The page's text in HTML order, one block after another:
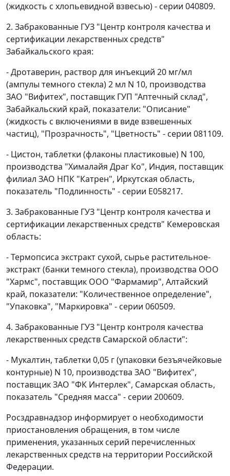
(жидкость с хлопьевидной взвесью) - серии 040809.
2. Забракованные ГУЗ "Центр контроля качества и
сертификации лекарственных средств"
Забайкальского края:
- Дротаверин, раствор для инъекций 20 мг/мл
(ампулы темного стекла) 2 мл N 10, производства
ЗАО "Вифитех", поставщик ГУП "Аптечный склад",
Забайкальский край, показатели: "Описание"
(жидкость с включениями в виде взвешенных
частиц), "Прозрачность", "Цветность" - серии 081109.
- Цистон, таблетки (флаконы пластиковые) N 100,
производства "Хималайя Драг Ко", Индия, поставщик
филиал ЗАО НПК "Катрен", Иркутская область,
показатель "Подлинность" - серии Е058217.
3. Забракованные ГУЗ "Центр контроля качества и
сертификации лекарственных средств" Кемеровская
область:
- Термопсиса экстракт сухой, сырье растительное-
экстракт (банки темного стекла), производства ООО
"Хармс", поставщик ООО "Фармамир", Алтайский
край, показатели: "Количественное определение",
"Упаковка", "Маркировка" - серии 060509.
4. Забракованные ГУЗ "Центр контроля качества
лекарственных средств Самарской области":
- Мукалтин, таблетки 0,05 г (упаковки безъячейковые
контурные) N 10, производства ЗАО "Вифитех",
поставщик ЗАО "ФК Интерлек", Самарская область,
показатель "Средняя масса" - серии 200609.
Росздравнадзор информирует о необходимости
приостановления обращения, в том числе
применения, указанных серий перечисленных
лекарственных средств на территории Российской
Федерации.